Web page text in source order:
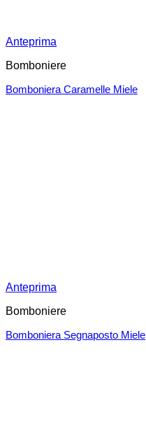
Anteprima
Bomboniere
Bomboniera Caramelle Miele
Anteprima
Bomboniere
Bomboniera Segnaposto Miele